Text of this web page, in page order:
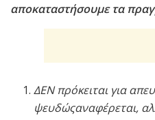
αποκαταστήσουμε τα
ΔΕΝ πρόκειται για
ψευδώςαναφέρεται,